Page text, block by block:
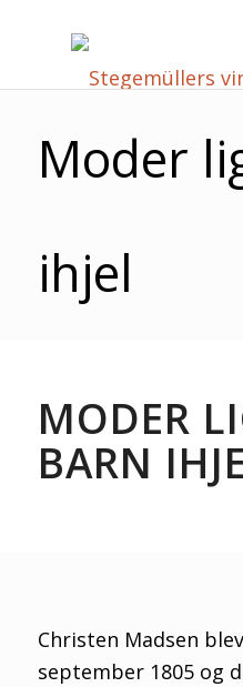
Moder
ihjel
MODER
BARN
Christen Madsen
september 1805 og